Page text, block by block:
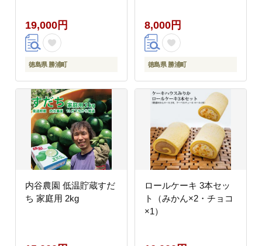
19,000円
徳島県 勝浦町
8,000円
徳島県 勝浦町
内谷農園 低温貯蔵すだ
ち 家庭用 2kg
ロールケーキ 3本セッ
ト（みかん×2・チョコ
×1）